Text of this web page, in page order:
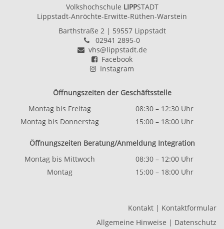
Volkshochschule LIPPSTADT
Lippstadt-Anröchte-Erwitte-Rüthen-Warstein
Barthstraße 2| 59557 Lippstadt
02941 2895-0
vhs@lippstadt.de
Facebook
Instagram
Öffnungszeiten der Geschäftsstelle
Montag bis Freitag
08:30 – 12:30 Uhr
Montag bis Donnerstag
15:00 – 18:00 Uhr
Öffnungszeiten Beratung/Anmeldung Integration
Montag bis Mittwoch
08:30 – 12:00 Uhr
Montag
15:00 – 18:00 Uhr
Kontakt | Kontaktformular
Allgemeine Hinweise | Datenschutz